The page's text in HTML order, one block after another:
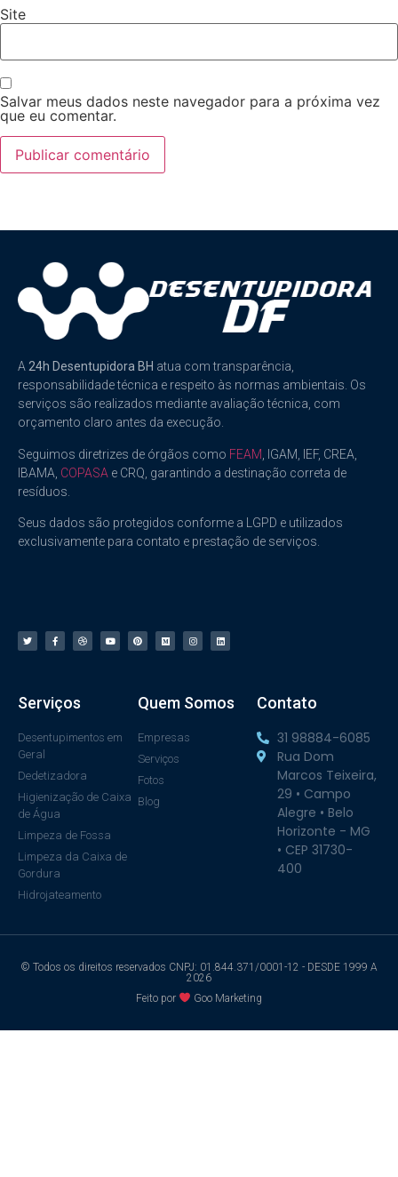
Site
Salvar meus dados neste navegador para a próxima vez
que eu comentar.
A24h Desentupidora BH atua com transparência,
responsabilidade técnica e respeito às normas ambientais. Os
serviços são realizados mediante avaliação técnica, com
orçamento claro antes da execução.
Seguimos diretrizes de órgãos como FEAM , IGAM, IEF, CREA,
IBAMA, COPASA e CRQ, garantindo a destinação correta de
resíduos.
Seus dados são protegidos conforme a LGPD e utilizados
exclusivamente para contato e prestação de serviços.
Serviços
Desentupimentos em
Geral
Dedetizadora
Higienização de Caixa
de Água
Limpeza de Fossa
Limpeza da Caixa de
Gordura
Hidrojateamento
Quem Somos
Empresas
Serviços
Fotos
Blog
Contato
31 98884-6085
Rua Dom
Marcos Teixeira,
29 • Campo
Alegre • Belo
Horizonte - MG
• CEP 31730-
400
© Todos os direitos reservados CNPJ: 01.844.371/0001-12 - DESDE 1999 A
2026
Feito por
Goo Marketing